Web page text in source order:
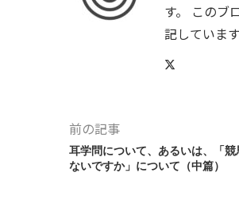
す。 このブ
記しています
前の記事
耳学問について、あるいは、「
ないですか」について（中篇）